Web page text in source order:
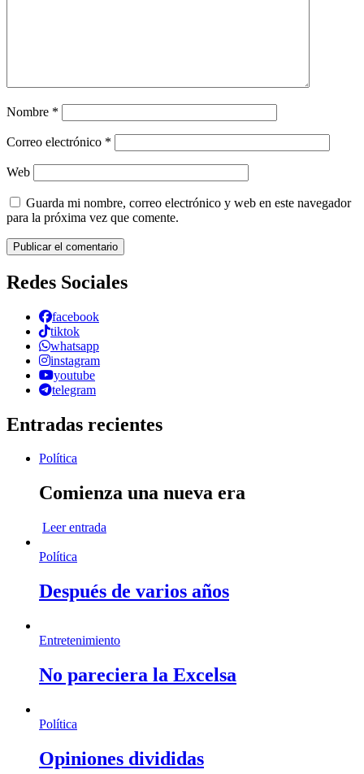
Nombre *
Correo electrónico *
Web
Guarda mi nombre, correo electrónico y web en este navegador
para la próxima vez que comente.
Redes Sociales
facebook
tiktok
whatsapp
instagram
youtube
telegram
Entradas recientes
Política
Comienza una nueva era
Leer entrada
Política
Después de varios años
Entretenimiento
No pareciera la Excelsa
Política
Opiniones divididas